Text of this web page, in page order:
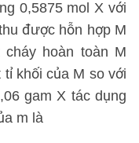
0,5875 mol X với
được hỗn hợp M
hoàn toàn M
khối của M so với
gam X tác dụng
m là